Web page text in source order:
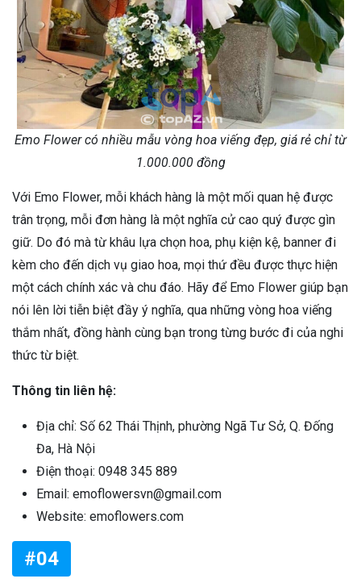
Emo Flower có nhiều mẫu vòng hoa viếng đẹp, giá rẻ chỉ từ
1.000.000 đồng
Với Emo Flower, mỗi khách hàng là một mối quan hệ được
trân trọng, mỗi đơn hàng là một nghĩa cử cao quý được gìn
giữ. Do đó mà từ khâu lựa chọn hoa, phụ kiện kệ, banner đi
kèm cho đến dịch vụ giao hoa, mọi thứ đều được thực hiện
một cách chính xác và chu đáo. Hãy để Emo Flower giúp bạn
nói lên lời tiễn biệt đầy ý nghĩa, qua những vòng hoa viếng
thắm nhất, đồng hành cùng bạn trong từng bước đi của nghi
thức từ biệt.
Thông tin liên hệ:
Địa chỉ: Số 62 Thái Thịnh, phường Ngã Tư Sở, Q. Đống
Đa, Hà Nội
Điện thoại: 0948 345 889
Email: emoflowersvn@gmail.com
Website: emoflowers.com
#04